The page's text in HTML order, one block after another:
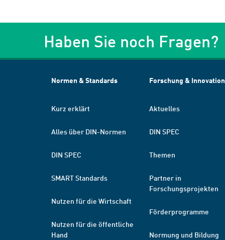
Haben Sie noch Fragen?
Normen & Standards
Kurz erklärt
Alles über DIN-Normen
DIN SPEC
SMART Standards
Nutzen für die Wirtschaft
Nutzen für die öffentliche
Hand
Forschung & Innovation
Aktuelles
DIN SPEC
Themen
Partner in
Forschungsprojekten
Förderprogramme
Normung und Bildung